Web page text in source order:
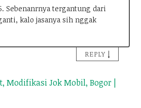
Sebenanrnya tergantung dari
kalo jasanya sih nggak
REPLY ↓
Modifikasi Jok Mobil, Bogor |